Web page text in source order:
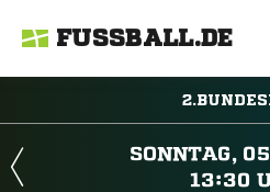
FUSSBALL.DE

